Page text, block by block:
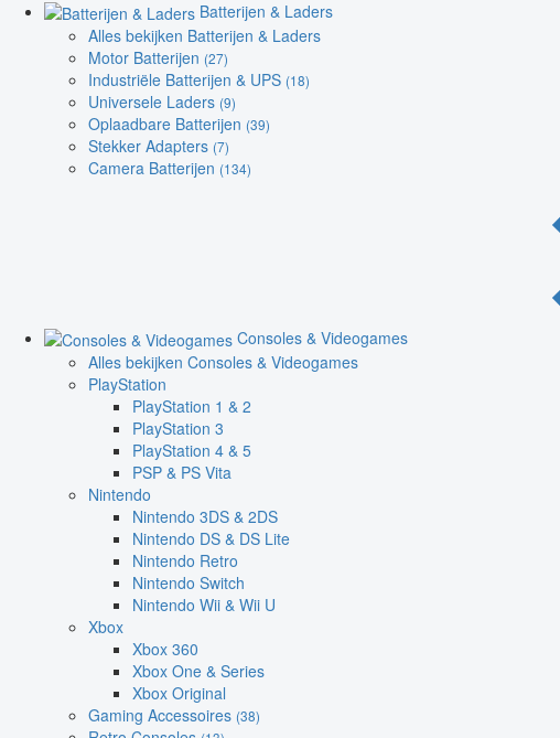
Batterijen & Laders
Alles bekijken Batterijen & Laders
Motor Batterijen (27)
Industriële Batterijen & UPS (18)
Universele Laders (9)
Oplaadbare Batterijen (39)
Stekker Adapters (7)
Camera Batterijen (134)
Consoles & Videogames
Alles bekijken Consoles & Videogames
PlayStation
PlayStation 1 & 2
PlayStation 3
PlayStation 4 & 5
PSP & PS Vita
Nintendo
Nintendo 3DS & 2DS
Nintendo DS & DS Lite
Nintendo Retro
Nintendo Switch
Nintendo Wii & Wii U
Xbox
Xbox 360
Xbox One & Series
Xbox Original
Gaming Accessoires (38)